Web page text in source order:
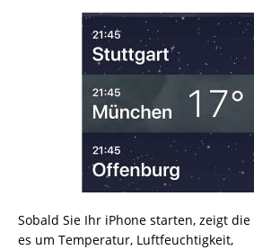
Sobald Sie Ihr iPhone starten, zeigt
es um Temperatur, Luftfeuchtigkeit,